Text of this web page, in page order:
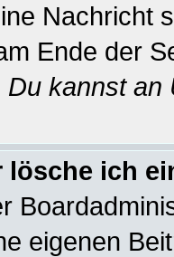
Nachricht
Ende der
kannst
lösche ich
eigenen